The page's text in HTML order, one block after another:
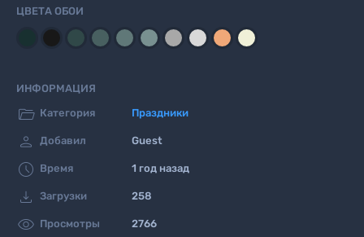
ЦВЕТА ОБОИ
ИНФОРМАЦИЯ
 Категория Праздники
 Добавил Guest
 Время 1 год назад
 Загрузки 258
 Просмотры 2766